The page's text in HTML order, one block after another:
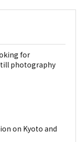
for
photography
on Kyoto and